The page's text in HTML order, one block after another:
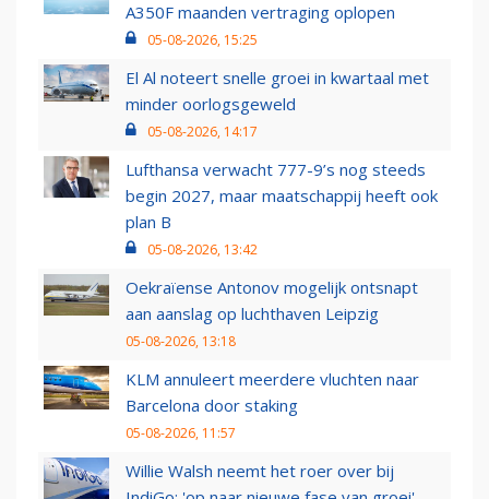
A350F maanden vertraging oplopen
05-08-2026, 15:25
El Al noteert snelle groei in kwartaal met
minder oorlogsgeweld
05-08-2026, 14:17
Lufthansa verwacht 777-9’s nog steeds
begin 2027, maar maatschappij heeft ook
plan B
05-08-2026, 13:42
Oekraïense Antonov mogelijk ontsnapt
aan aanslag op luchthaven Leipzig
05-08-2026, 13:18
KLM annuleert meerdere vluchten naar
Barcelona door staking
05-08-2026, 11:57
Willie Walsh neemt het roer over bij